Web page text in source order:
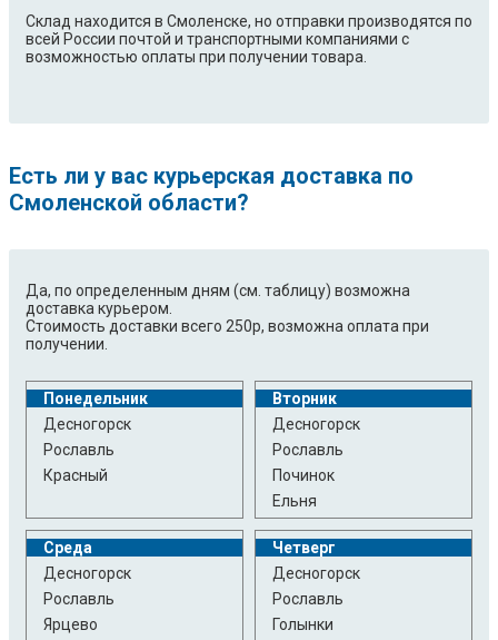
Склад находится в Смоленске, но отправки производятся по
всей России почтой и транспортными компаниями с
возможностью оплаты при получении товара.
Есть ли у вас курьерская доставка по
Смоленской области?
Да, по определенным дням (см. таблицу) возможна
доставка курьером.
Стоимость доставки всего 250р, возможна оплата при
получении.
Понедельник
Десногорск
Рославль
Красный
Вторник
Десногорск
Рославль
Починок
Ельня
Среда
Десногорск
Рославль
Ярцево
Четверг
Десногорск
Рославль
Голынки